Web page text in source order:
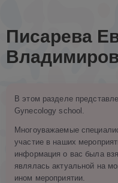
Писарева
В этом разделе
Gynecology school.
Многоуважаемые
участие в наших
информация о вас была
являлась актуальной на
ином мероприятии.